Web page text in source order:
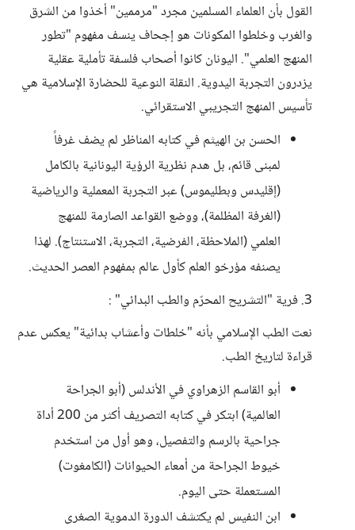
القول بأن العلماء المسلمين مجرد "مرممين" أخذوا من الشرق
والغرب وخلطوا المكونات هو إجحاف ينسف مفهوم "تطور
المنهج العلمي". اليونان كانوا أصحاب فلسفة تأملية عقلية
يزدرون التجربة اليدوية. النقلة النوعية للحضارة الإسلامية هي
تأسيس المنهج التجريبي الاستقرائي.
الحسن بن الهيثم في كتابه المناظر لم يضف غرفاً
لمبنى قائم، بل هدم نظرية الرؤية اليونانية بالكامل
(إقليدس وبطليموس) عبر التجربة المعملية والرياضية
(الغرفة المظلمة)، ووضع القواعد الصارمة للمنهج
العلمي (الملاحظة، الفرضية، التجربة، الاستنتاج). لهذا
يصنفه مؤرخو العلم كأول عالم بمفهوم العصر الحديث.
3. فرية "التشريح المحرّم والطب البدائي" :
نعت الطب الإسلامي بأنه "خلطات وأعشاب بدائية" يعكس عدم
قراءة لتاريخ الطب.
أبو القاسم الزهراوي في الأندلس (أبو الجراحة
العالمية) ابتكر في كتابه التصريف أكثر من 200 أداة
جراحية بالرسم والتفصيل، وهو أول من استخدم
خيوط الجراحة من أمعاء الحيوانات (الكامغوت)
المستعملة حتى اليوم.
ابن النفيس لم يكتشف الدورة الدموية الصغرى